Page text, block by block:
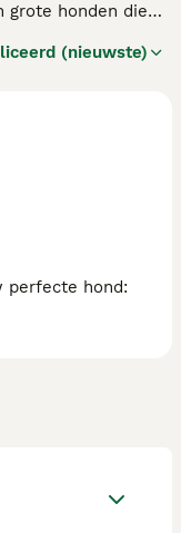
grote honden die
om ze
(nieuwste)
perfecte hond: